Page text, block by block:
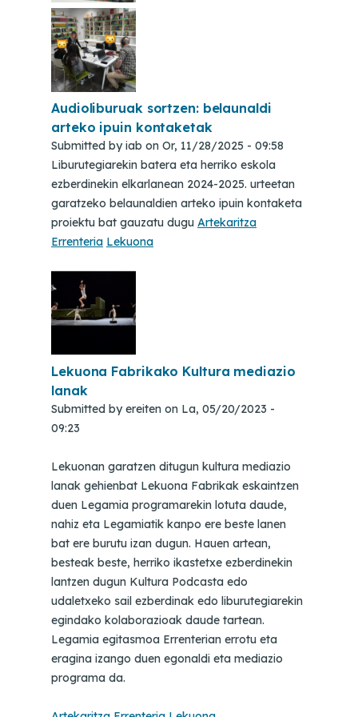
Audioliburuak sortzen: belaunaldi
arteko ipuin kontaketak
Submitted byiab on Or, 11/28/2025 - 09:58
Liburutegiarekin batera eta herriko eskola
ezberdinekin elkarlanean 2024-2025. urteetan
garatzeko belaunaldien arteko ipuin kontaketa
proiektu bat gauzatu dugu Artekaritza
Errenteria Lekuona
Lekuona Fabrikako Kultura mediazio
lanak
Submitted byereiten on La, 05/20/2023 -
09:23
Lekuonan garatzen ditugun kultura mediazio
lanak gehienbat Lekuona Fabrikak eskaintzen
duen Legamia programarekin lotuta daude,
nahiz eta Legamiatik kanpo ere beste lanen
bat ere burutu izan dugun. Hauen artean,
besteak beste, herriko ikastetxe ezberdinekin
lantzen dugun Kultura Podcasta edo
udaletxeko sail ezberdinak edo liburutegiarekin
egindako kolaborazioak daude tartean.
Legamia egitasmoa Errenterian errotu eta
eragina izango duen egonaldi eta mediazio
programa da.